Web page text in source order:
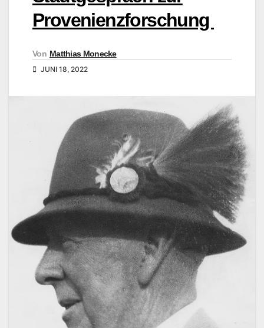
Provenienzforschung
Von Matthias Monecke
JUNI 18, 2022